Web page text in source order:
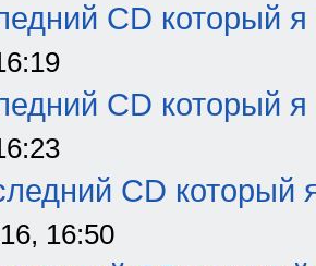
CD который я
CD который я
CD который
16:50